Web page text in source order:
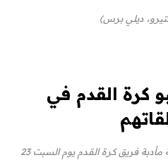
ديلي برس)
كرة القدم في
استضافت مدرسة بارستو الثانوية مأدبة فريق كرة القدم يوم السبت 23